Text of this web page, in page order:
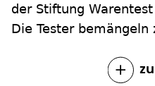
der Stiftung
Die Tester